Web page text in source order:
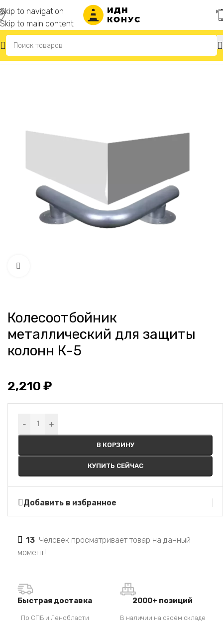
Skip to navigation
Skip to main content
Главная Колесоотбойники
Колесоотбойник
металлический для защиты
колонн К-5
2,210 ₽
- +
В КОРЗИНУ
КУПИТЬ СЕЙЧАС
Alternative:
Добавить в избранное
13 Человек просматривает товар на данный
момент!
Быстрая доставка
По СПБ и Ленобласти
2000+ позиций
В наличии на своём складе